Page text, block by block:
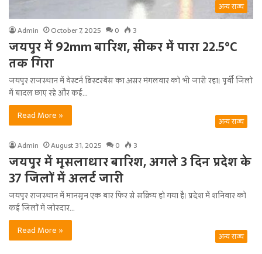
अन्य राज्य
Admin October 7, 2025 0 3
जयपुर में 92mm बारिश, सीकर में पारा 22.5°C
तक गिरा
जयपुर राजस्थान में वेस्टर्न डिस्टरबेंस का असर मंगलवार को भी जारी रहा। पूर्वी जिलों
में बादल छाए रहे और कई…
Read More »
अन्य राज्य
Admin August 31, 2025 0 3
जयपुर में मूसलाधार बारिश, अगले 3 दिन प्रदेश के
37 जिलों में अलर्ट जारी
जयपुर राजस्थान में मानसून एक बार फिर से सक्रिय हो गया है। प्रदेश में शनिवार को
कई जिलों में जोरदार…
Read More »
अन्य राज्य